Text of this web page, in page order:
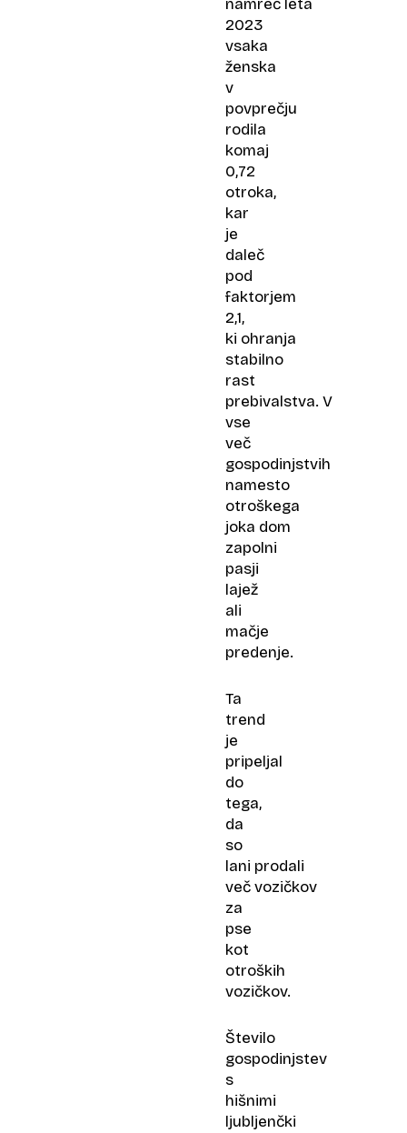
namreč leta
2023
vsaka
ženska
v
povprečju
rodila
komaj
0,72
otroka,
kar
je
daleč
pod
faktorjem
2,1,
ki ohranja
stabilno
rast
prebivalstva. V
vse
več
gospodinjstvih
namesto
otroškega
joka dom
zapolni
pasji
lajež
ali
mačje
predenje.
Ta
trend
je
pripeljal
do
tega,
da
so
lani prodali
več vozičkov
za
pse
kot
otroških
vozičkov.
Število
gospodinjstev
s
hišnimi
ljubljenčki